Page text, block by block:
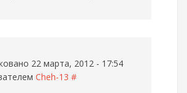
22 марта, 2012 - 17:54
Cheh-13 #